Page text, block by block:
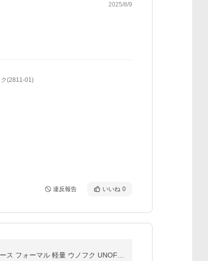
2025/8/9
ク(2811-01)
違反報告 いいね 0